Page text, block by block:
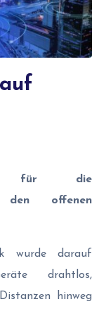
für die
den offenen
wurde darauf
drahtlos,
hinweg